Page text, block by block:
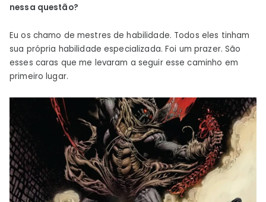
nessa questão?
Eu os chamo de mestres de habilidade. Todos eles tinham
sua própria habilidade especializada. Foi um prazer. São
esses caras que me levaram a seguir esse caminho em
primeiro lugar.